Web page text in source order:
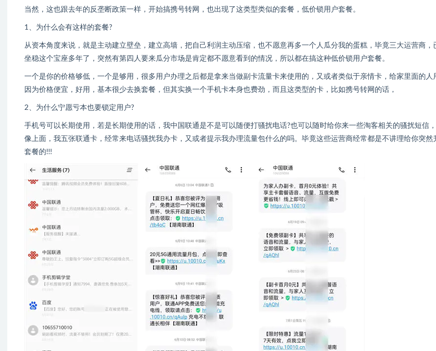
当然，这也跟去年的反垄断政策一样，开始搞携号转网，也出现了这类型类似的套餐，低价锁用户套餐。
1、为什么会有这样的套餐?
从资本角度来说，就是主动建立壁垒，建立高墙，把自己利润主动压缩，也不愿意再多一个人瓜分我的蛋糕，毕竟三大运营商，
坐稳这个宝座多年了，突然有第四人要来瓜分市场是肯定都不愿意看到的情况，所以都在搞这种低价锁用户套餐。
一个是你的价格够低，一个是够用，很多用户办理之后都是拿来当做副卡流量卡来使用的，又或者类似于亲情卡，给家里面的人
因为价格便宜，好用，基本很少去换套餐，但其实换一个手机卡本身也费劲，而且这类型的卡，比如携号转网的话，
2、为什么宁愿亏本也要锁定用户?
手机号可以长期使用，若是长期使用的话，我中国联通是不是可以随便打骚扰电话?也可以随时给你来一些淘客相关的骚扰短信
像上面，我五张联通卡，经常来电话骚扰我办卡，又或者提示我办理流量包什么的吗。毕竟这些运营商经常都是不讲理给你突然
套餐的!!!